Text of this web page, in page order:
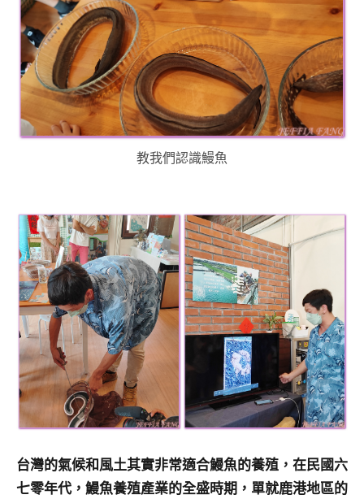
教我們認識鰻魚
台灣的氣候和風土其實非常適合鰻魚的養殖，在民國六
七零年代，鰻魚養殖產業的全盛時期，單就鹿港地區的